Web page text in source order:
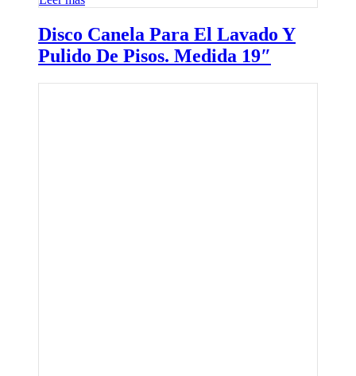
Disco Canela Para El Lavado Y
Pulido De Pisos. Medida 19″